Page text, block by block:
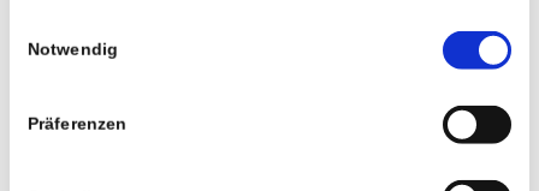
Notwendig
Präferenzen